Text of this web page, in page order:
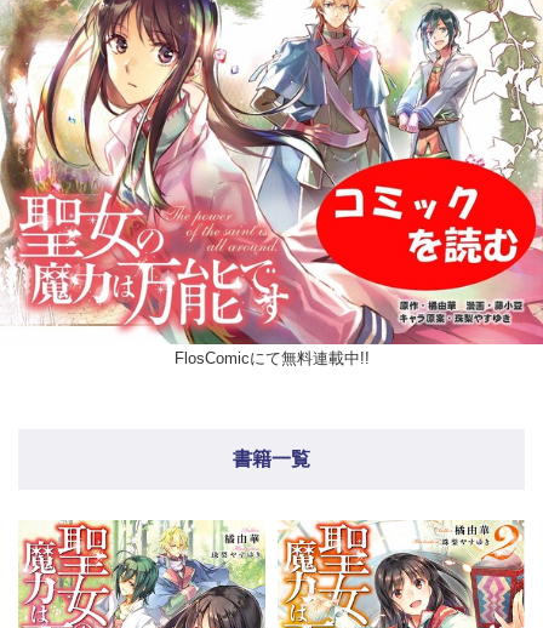
FlosComicにて無料連載中!!
書籍一覧